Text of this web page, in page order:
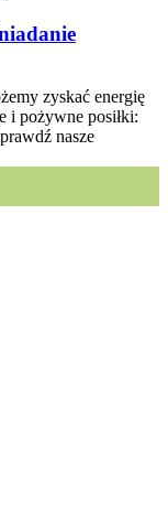
zyskać energię
i pożywne posiłki:
nasze